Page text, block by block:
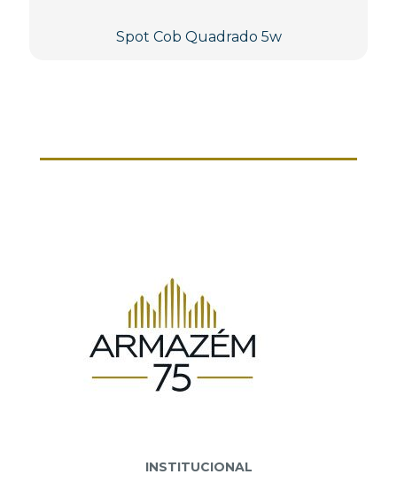
Spot Cob Quadrado 5w
INSTITUCIONAL